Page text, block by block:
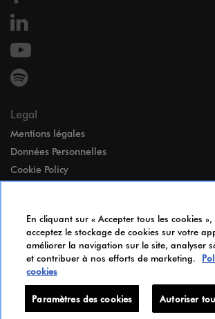
Legal
Mentions légales
Données Personnelles
Cookie Policy
Index égalité Femmes-Hommes
Notice d’Information Candidats
Paramètres des cookies
En cliquant sur « Accepter tous les cookies »,
acceptez le stockage de cookies sur votre
améliorer la navigation sur le site, analyser
et contribuer à nos efforts de marketing.
cookies
Paramètres des cookies Autoriser